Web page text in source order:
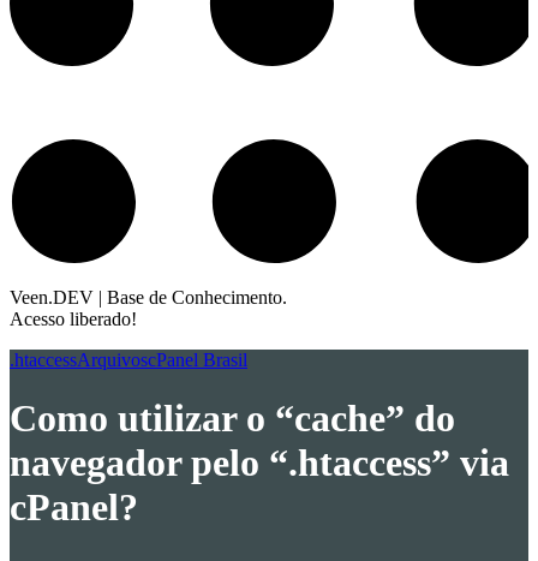
Veen.DEV | Base de Conhecimento.
Acesso liberado!
.htaccessArquivoscPanel Brasil
Como utilizar o “cache” do
navegador pelo “.htaccess” via
cPanel?